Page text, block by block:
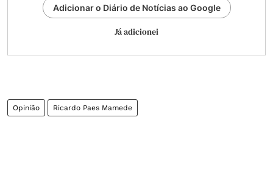
Adicionar o Diário de Notícias ao Google
Já adicionei
Opinião Ricardo Paes Mamede